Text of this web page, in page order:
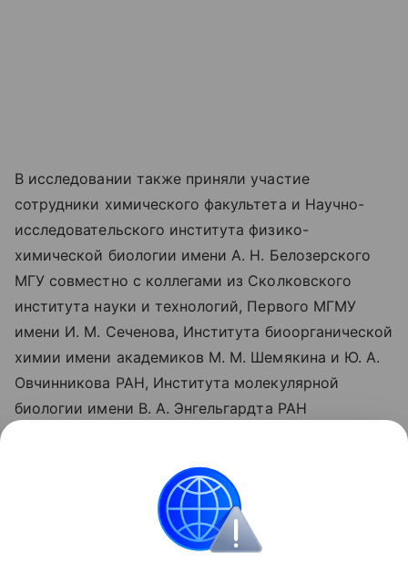
В исследовании также приняли участие
сотрудники химического факультета и Научно-
исследовательского института физико-
химической биологии имени А. Н. Белозерского
МГУ совместно с коллегами из Сколковского
института науки и технологий, Первого МГМУ
имени И. М. Сеченова, Института биоорганической
химии имени академиков М. М. Шемякина и Ю. А.
Овчинникова РАН, Института молекулярной
биологии имени В. А. Энгельгардта РАН
в журнале Autophagy.